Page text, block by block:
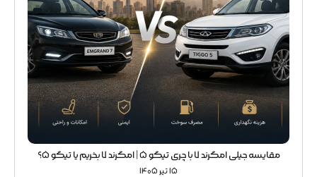
مقایسه جیلی امگرند 7 با چری تیگو 5 | امگرند 7 بخریم یا تیگو 5؟
15 تیر 1405